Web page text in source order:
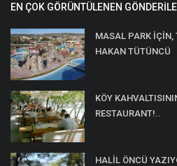
EN ÇOK GÖRÜNTÜLENEN
MASAL PARK İÇİN,
HAKAN TÜTÜNCÜ
KÖY
RESTAURANT!..
HALİL ÖNCÜ